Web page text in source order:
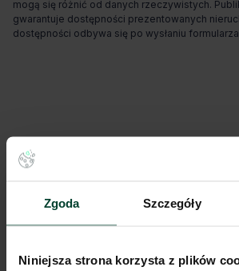
Zgoda Szczegóły
Niniejsza strona korzysta z plików
mogą się różnić od danych rzeczywistych.
gwarantuje dostępności prezentowanych
dostępności odbywa się po wysłaniu